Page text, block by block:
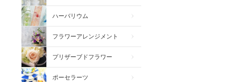
ハーバリウム
フラワーアレンジメント
プリザーブドフラワー
ポーセラーツ